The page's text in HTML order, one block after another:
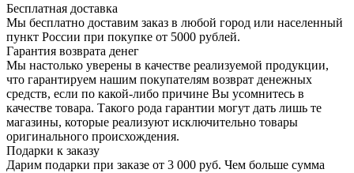
Бесплатная доставка
Мы бесплатно доставим заказ в любой город или населенный
пункт России при покупке от 5000 рублей.
Гарантия возврата денег
Мы настолько уверены в качестве реализуемой продукции,
что гарантируем нашим покупателям возврат денежных
средств, если по какой-либо причине Вы усомнитесь в
качестве товара. Такого рода гарантии могут дать лишь те
магазины, которые реализуют исключительно товары
оригинального происхождения.
Подарки к заказу
Дарим подарки при заказе от 3 000 руб. Чем больше сумма